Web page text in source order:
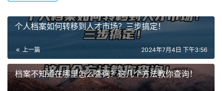
个人档案如何转移到人才市场？三步搞定！
上一篇 2024年7月4日 下午3:56
档案不知道在哪里怎么查询？这几个方法教你查询！